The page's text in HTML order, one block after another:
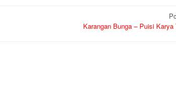
Karangan Bunga – Puisi Karya